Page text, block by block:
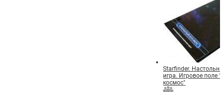
Starfinder.
игра. Игровое поле
космос"